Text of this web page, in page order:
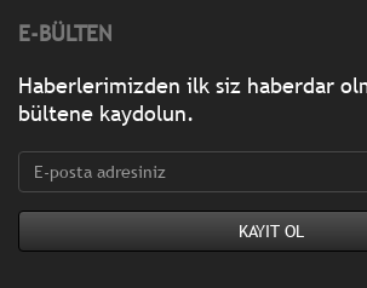
E-BÜLTEN
Haberlerimizden ilk siz haberdar
bültene kaydolun.